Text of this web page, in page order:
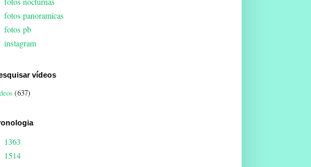
fotos panoramicas
fotos pb
instagram
vídeos
(637)
1363
1514